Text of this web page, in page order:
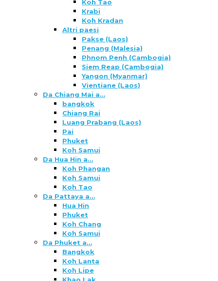
Koh Tao
Krabi
Koh Kradan
Altri paesi
Pakse (Laos)
Penang (Malesia)
Phnom Penh (Cambogia)
Siem Reap (Cambogia)
Yangon (Myanmar)
Vientiane (Laos)
Da Chiang Mai a…
bangkok
Chiang Rai
Luang Prabang (Laos)
Pai
Phuket
Koh Samui
Da Hua Hin a…
Koh Phangan
Koh Samui
Koh Tao
Da Pattaya a…
Hua Hin
Phuket
Koh Chang
Koh Samui
Da Phuket a…
Bangkok
Koh Lanta
Koh Lipe